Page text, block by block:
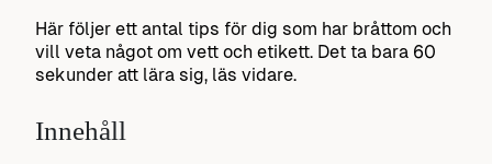
Här följer ett antal tips för dig som har bråttom och
vill veta något om vett och etikett. Det ta bara 60
sekunder att lära sig, läs vidare.
Innehåll